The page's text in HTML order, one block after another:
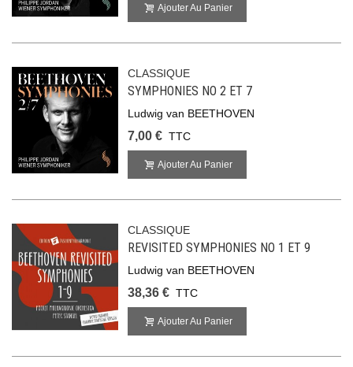
Ajouter Au Panier
CLASSIQUE
SYMPHONIES NO 2 ET 7
Ludwig van BEETHOVEN
7,00 € TTC
Ajouter Au Panier
CLASSIQUE
REVISITED SYMPHONIES NO 1 ET 9
Ludwig van BEETHOVEN
38,36 € TTC
Ajouter Au Panier